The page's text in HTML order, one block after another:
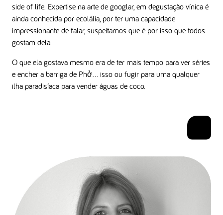
side of life. Expertise na arte de googlar, em degustação vínica é
ainda conhecida por ecolália, por ter uma capacidade
impressionante de falar, suspeitamos que é por isso que todos
gostam dela.
O que ela gostava mesmo era de ter mais tempo para ver séries
e encher a barriga de Phở… isso ou fugir para uma qualquer
ilha paradisíaca para vender águas de coco.